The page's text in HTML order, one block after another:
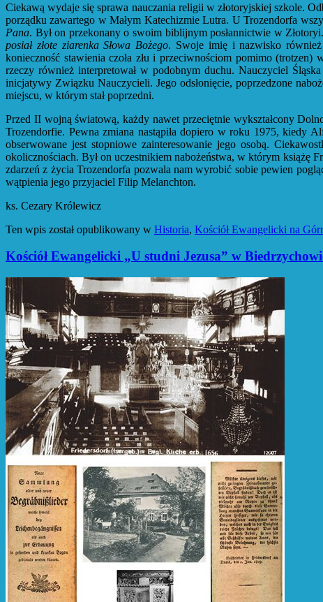
Ciekawą wydaje się sprawa nauczania religii w złotoryjskiej szkole.
porządku zawartego w Małym Katechizmie Lutra. U Trozendorfa
Pana. Był on przekonany o swoim biblijnym posłannictwie w
posiał złote ziarenka Słowa Bożego. Swoje imię i nazwisko również
konieczność stawienia czoła złu i przeciwnościom pomimo
rzeczy również interpretował w podobnym duchu. Nauczyciel
inicjatywy Związku Nauczycieli. Jego odsłonięcie, poprzedzone
miejscu, w którym stał poprzedni.
Przed II wojną światową, każdy nawet przeciętnie wykształcony
Trozendorfie. Pewna zmiana nastąpiła dopiero w roku 1975, kiedy
obserwowane jest stopniowe zainteresowanie jego osobą.
okolicznościach. Był on uczestnikiem nabożeństwa, w którym książę
zdarzeń z życia Trozendorfa pozwala nam wyrobić sobie pewien
wątpienia jego przyjaciel Filip Melanchton.
ks. Cezary Królewicz
Ten wpis został opublikowany w Historia, Kościół Ewangelicki na
Kościół Ewangelicki „U studni Jezusa” w